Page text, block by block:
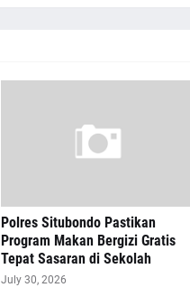
Polres Situbondo Pastikan
Program Makan Bergizi Gratis
Tepat Sasaran di Sekolah
July 30, 2026